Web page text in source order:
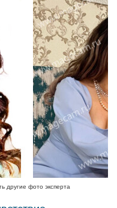
другие фото эксперта